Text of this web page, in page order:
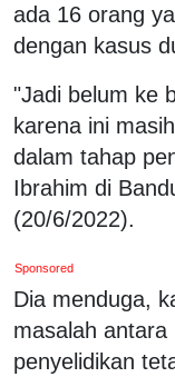
ada 16 orang
dengan kasus
"Jadi belum ke
karena ini
dalam tahap
Ibrahim di
(20/6/2022).
Sponsored
Dia menduga,
masalah antara
penyelidikan